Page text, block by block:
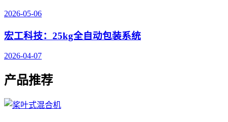
2026-05-06
宏工科技：25kg全自动包装系统
2026-04-07
产品推荐